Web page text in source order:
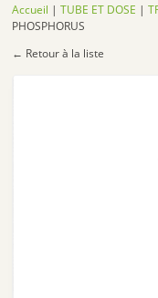
Accueil |TUBE ET DOSE |
PHOSPHORUS
← Retour à la liste